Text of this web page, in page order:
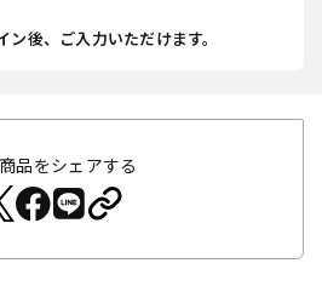
ン後、ご入力いただけます。
品をシェアする